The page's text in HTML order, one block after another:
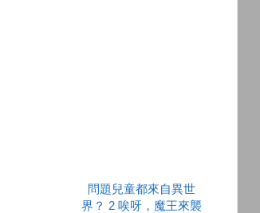
問題兒童都來自異世
界？ 2 唉呀，魔王來襲